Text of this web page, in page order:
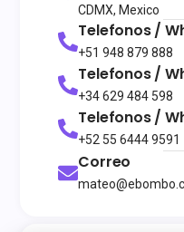
CDMX, Mexico
Telefonos /
+51 948 879 888
Telefonos /
+34 629 484 598
Telefonos /
+52 55 6444 9591
Correo